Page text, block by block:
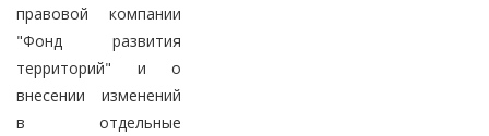
правовой компании
"Фонд развития
территорий" и о
внесении изменений
в отдельные